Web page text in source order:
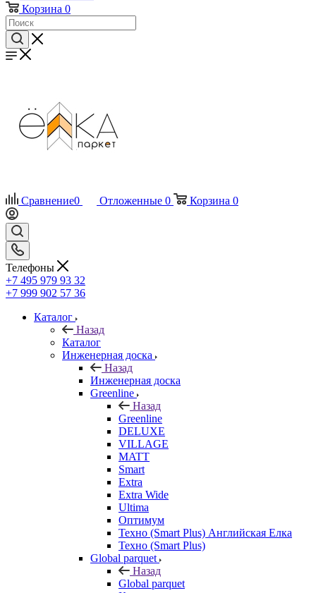
Корзина 0
Сравнение0 Отложенные 0 Корзина 0
Телефоны
+7 495 979 93 32
+7 999 902 57 36
Каталог
Назад
Каталог
Инженерная доска
Назад
Инженерная доска
Greenline
Назад
Greenline
DELUXE
VILLAGE
MATT
Smart
Extra
Extra Wide
Ultima
Оптимум
Техно (Smart Plus) Английская Елка
Техно (Smart Plus)
Global parquet
Назад
Global parquet